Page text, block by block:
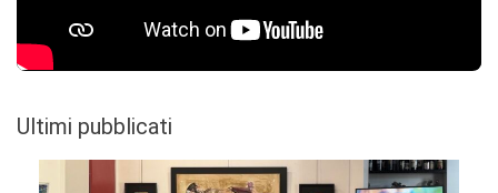
Ultimi pubblicati